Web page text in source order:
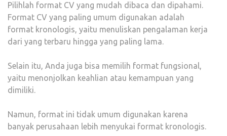
Pilihlah format CV yang mudah dibaca dan dipahami.
Format CV yang paling umum digunakan adalah
format kronologis, yaitu menuliskan pengalaman kerja
dari yang terbaru hingga yang paling lama.
Selain itu, Anda juga bisa memilih format fungsional,
yaitu menonjolkan keahlian atau kemampuan yang
dimiliki.
Namun, format ini tidak umum digunakan karena
banyak perusahaan lebih menyukai format kronologis.